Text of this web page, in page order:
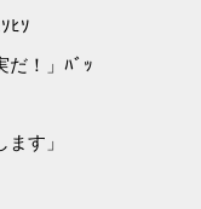
ﾋｿ
だ！」ﾊﾞｯ
す」